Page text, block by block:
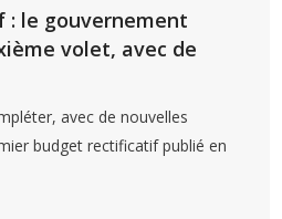
le gouvernement
volet, avec de
avec de nouvelles
budget rectificatif publié en